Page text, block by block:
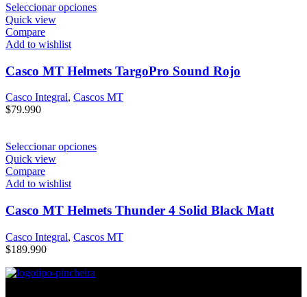
Seleccionar opciones
Quick view
Compare
Add to wishlist
Casco MT Helmets TargoPro Sound Rojo
Casco Integral, Cascos MT
$79.990
Seleccionar opciones
Quick view
Compare
Add to wishlist
Casco MT Helmets Thunder 4 Solid Black Matt
Casco Integral, Cascos MT
$189.990